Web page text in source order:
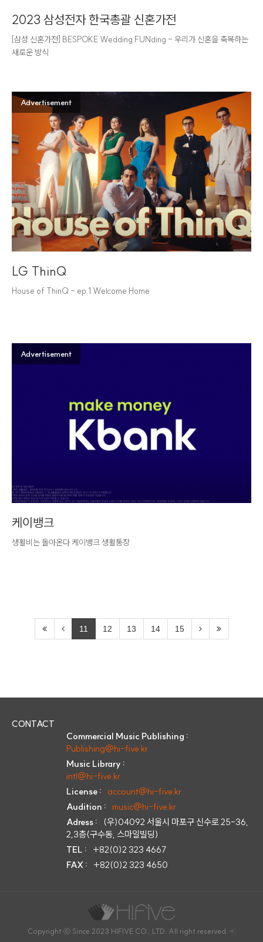
2023 삼성전자 한국총괄 신혼가전
[삼성 신혼가전] BESPOKE Wedding FUNding - 우리가 신혼을 축복하는
새로운 방식
Advertisement
LG ThinQ
House of ThinQ - ep.1 Welcome Home
Advertisement
케이뱅크
생활비는 돌아온다 케이뱅크 생활통장
11 12 13 14 15
CONTACT
Commercial Music Publishing :
Publishing@hi-five.kr
Music Library :
intl@hi-five.kr
License :
account@hi-five.kr
Audition :
music@hi-five.kr
Adress :
(우)04092 서울시 마포구 신수로 25-36,
2,3층(구수동, 스마일빌딩)
TEL :
+82(0)2 323 4667
FAX :
+82(0)2 323 4650
Copyright ⓒ Since 2023 HIFIVE CO., LTD. All right reserved.